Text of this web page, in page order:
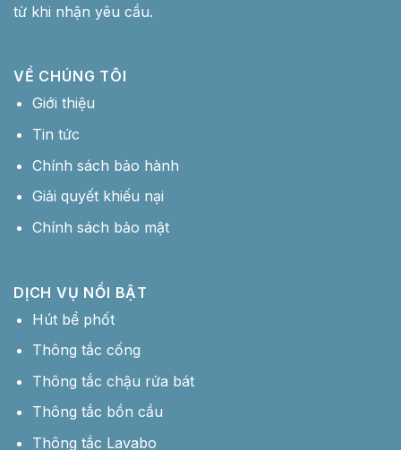
từ khi nhận yêu cầu.
VỀ CHÚNG TÔI
Giới thiệu
Tin tức
Chính sách bảo hành
Giải quyết khiếu nại
Chính sách bảo mật
DỊCH VỤ NỔI BẬT
Hút bể phốt
Thông tắc cống
Thông tắc chậu rửa bát
Thông tắc bồn cầu
Thông tắc Lavabo